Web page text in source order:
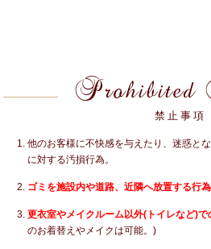
Prohibited
禁止事項
他のお客様に不快感を与えたり、迷惑と
に対する汚損行為。
ゴミを施設内や道路、近隣へ放置する行為
更衣室やメイクルーム以外(トイレなど)
のお着替えやメイクは可能。)